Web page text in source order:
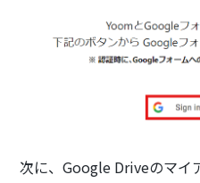
次に、Google Driveのマイ